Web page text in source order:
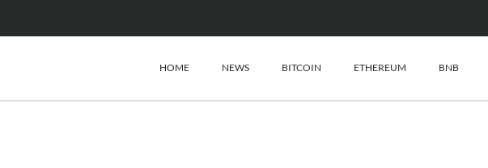
HOME NEWS BITCOIN ETHEREUM BNB